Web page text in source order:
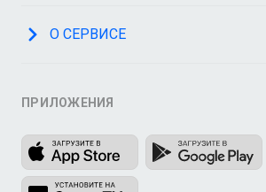
О СЕРВИСЕ
ПРИЛОЖЕНИЯ